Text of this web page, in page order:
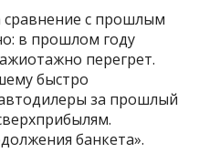
сравнение с прошлым
в прошлом году
перегрет.
быстро
за прошлый
банкета».